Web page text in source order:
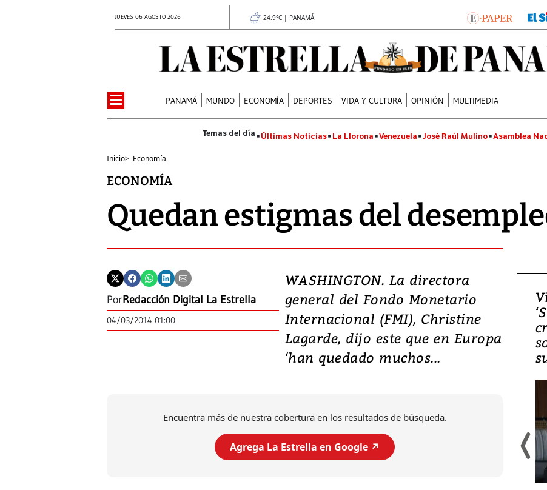
JUEVES 06 AGOSTO 2026 24.9°C | PANAMÁ
PANAMÁ MUNDO ECONOMÍA DEPORTES VIDA Y CULTURA OPINIÓN MULTIMEDIA
Últimas Noticias La Llorona Venezuela José Raúl Mulino Asamblea
Inicio> Economía
ECONOMÍA
Quedan estigmas del
PorRedacción Digital La Estrella
04/03/2014 01:00
WASHINGTON. La directora
general del Fondo Monetario
Internacional (FMI), Christine
Lagarde, dijo este que en Europa
‘han quedado muchos...
Encuentra más de nuestra cobertura en los resultados de búsqueda.
Agrega La Estrella en Google ↗️
Video, Japón: Terremoto
deja heridos y graves
daños en Kumamoto